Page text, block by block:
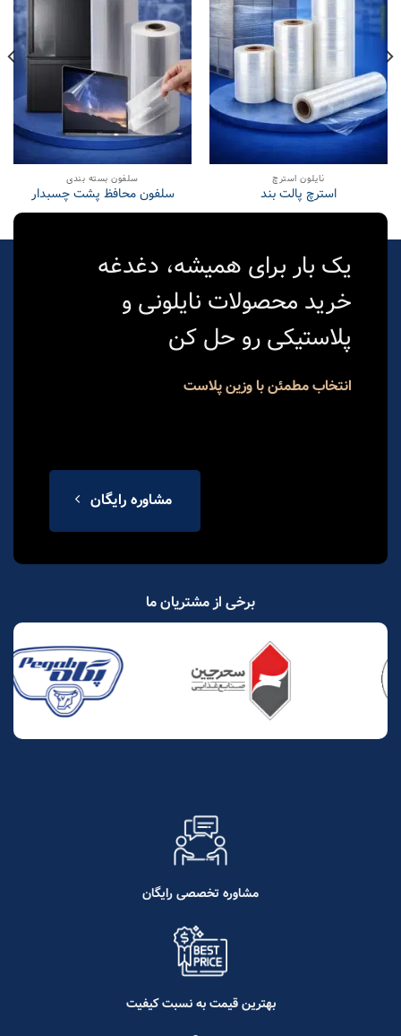
نایلون استرچ
استرچ پالت بند
سلفون بسته بندی
سلفون محافظ پشت چسبدار
یک بار برای همیشه، دغدغه
خرید محصولات نایلونی و
پلاستیکی رو حل کن
انتخاب مطمئن با وزین پلاست
مشاوره رایگان
برخی از مشتریان ما
مشاوره تخصصی رایگان
بهترین قیمت به نسبت کیفیت